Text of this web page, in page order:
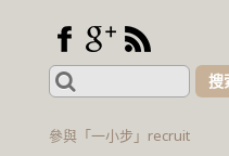
Search
for:
參與「一小步」recruit